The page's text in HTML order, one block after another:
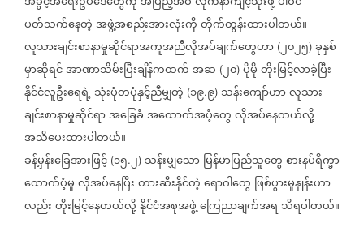
ပတ်သက်နေတဲ့အဖွဲ့အစည်းအားလုံးကိုတိုက်တွန်းထားပါတယ်။
လူသားချင်းစာနာမှုဆိုင်ရာအကူအညီလိုအပ်ချက်တွေဟာ (၂၀၂၅) ခုနှစ်
မှာဆိုရင်အာဏာသိမ်းပြီးချိန်ကထက်အဆ (၂၀) ပိုမိုတိုးမြင့်လာခဲ့ပြီး
နိုင်ငံလူဦးရေရဲ့သုံးပုံတပုံနှင့်ညီမျှတဲ့ (၁၉.၉) သန်းကျော်ဟာလူသား
ချင်းစာနာမှုဆိုင်ရာအခြေခံအထောက်အပံ့တွေလိုအပ်နေတယ်လို့
အသိပေးထားပါတယ်။
ခန့်မှန်းခြေအားဖြင့် (၁၅.၂) သန်းမျှသောမြန်မာပြည်သူတွေစားနပ်ရိက္ခာ
ထောက်ပံ့မှုလိုအပ်နေပြီးတားဆီးနိုင်တဲ့ရောဂါတွေ ဖြစ်ပွားမှုနှုန်းဟာ
လည်းတိုးမြင့်နေတယ်လို့နိုင်ငံအစုအဖွဲ့ကြေညာချက်အရ သိရပါတယ်။